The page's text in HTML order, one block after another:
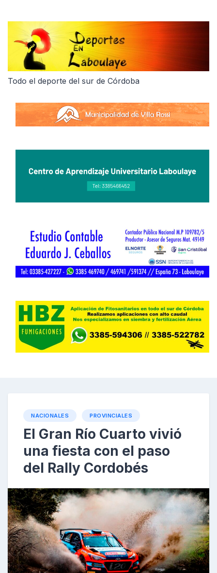
Todo el deporte del sur de Córdoba
NACIONALES PROVINCIALES
El Gran Río Cuarto vivió
una fiesta con el paso
del Rally Cordobés